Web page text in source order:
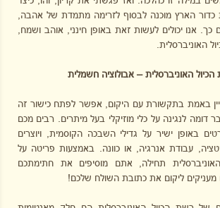
כדור הארץ מוכנה לבסוף לזרימה מתמדת של אהבה,
כך. אנו יכולים לעשות זאת באופן חינני, אוהב ושמח,
האוניברסלית.
האוניברסלית – אבולוציה חשמלית
באמת בתקשורת עם היקום, אפשר לפתח כישור זה
דומה לנגינה על כלי מוזיקלי בעל מיתרים. רבים מכם
באופן ישיר על גדילי השבכה הקוסמית, ויוצרים
עבודת אנרגיה, או כוונה. באמצעות פריטה על
תחילה, אתם מוסיפים את חתימתכם
ליקום את כתובת השולח שלכם!